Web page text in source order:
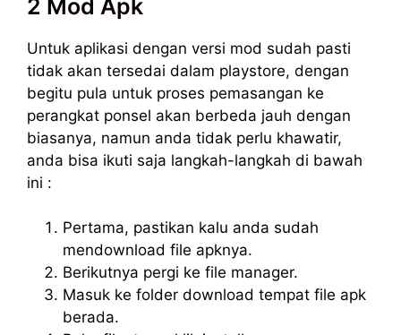
2 Mod Apk
Untuk aplikasi dengan versi mod sudah pasti
tidak akan tersedai dalam playstore, dengan
begitu pula untuk proses pemasangan ke
perangkat ponsel akan berbeda jauh dengan
biasanya, namun anda tidak perlu khawatir,
anda bisa ikuti saja langkah-langkah di bawah
ini :
Pertama, pastikan kalu anda sudah
mendownload file apknya.
Berikutnya pergi ke file manager.
Masuk ke folder download tempat file apk
berada.